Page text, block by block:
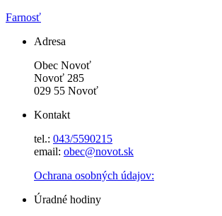
Farnosť
Adresa
Obec Novoť
Novoť 285
029 55 Novoť
Kontakt
tel.: 043/5590215
email: obec@novot.sk
Ochrana osobných údajov:
Úradné hodiny